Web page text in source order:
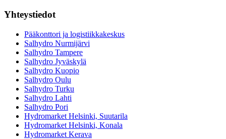
Yhteystiedot
Pääkonttori ja logistiikkakeskus
Salhydro Nurmijärvi
Salhydro Tampere
Salhydro Jyväskylä
Salhydro Kuopio
Salhydro Oulu
Salhydro Turku
Salhydro Lahti
Salhydro Pori
Hydromarket Helsinki, Suutarila
Hydromarket Helsinki, Konala
Hydromarket Kerava